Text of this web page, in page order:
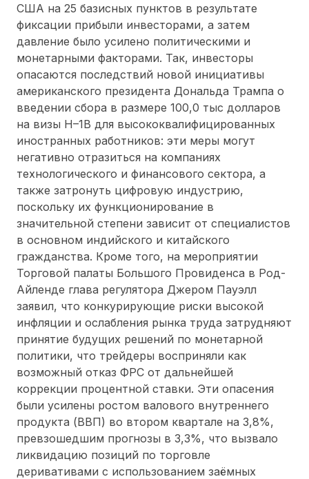
США на 25 базисных пунктов в результате
фиксации прибыли инвесторами, а затем
давление было усилено политическими и
монетарными факторами. Так, инвесторы
опасаются последствий новой инициативы
американского президента Дональда Трампа о
введении сбора в размере 100,0 тыс долларов
на визы H–1B для высококвалифицированных
иностранных работников: эти меры могут
негативно отразиться на компаниях
технологического и финансового сектора, а
также затронуть цифровую индустрию,
поскольку их функционирование в
значительной степени зависит от специалистов
в основном индийского и китайского
гражданства. Кроме того, на мероприятии
Торговой палаты Большого Провиденса в Род-
Айленде глава регулятора Джером Пауэлл
заявил, что конкурирующие риски высокой
инфляции и ослабления рынка труда затрудняют
принятие будущих решений по монетарной
политики, что трейдеры восприняли как
возможный отказ ФРС от дальнейшей
коррекции процентной ставки. Эти опасения
были усилены ростом валового внутреннего
продукта (ВВП) во втором квартале на 3,8%,
превзошедшим прогнозы в 3,3%, что вызвало
ликвидацию позиций по торговле
деривативами с использованием заёмных